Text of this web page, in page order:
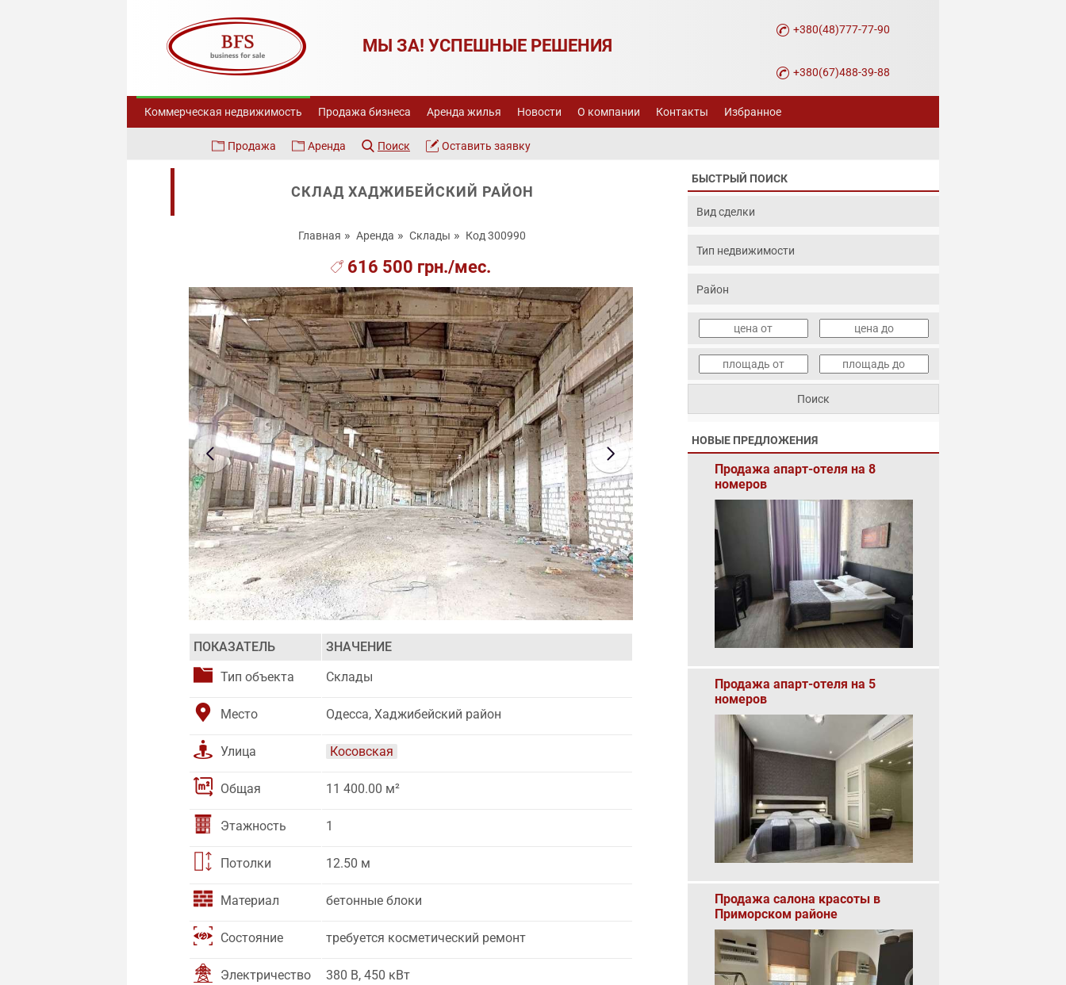
+380(48)777-77-90
+380(67)488-39-88
МЫ ЗА! УСПЕШНЫЕ РЕШЕНИЯ
Коммерческая недвижимость Продажа бизнеса Аренда жилья Новости О компании Контакты Избранное
Продажа Аренда Поиск Оставить заявку
СКЛАД ХАДЖИБЕЙСКИЙ РАЙОН
Главная Аренда Склады Код 300990
616 500 грн./мес.
ПОКАЗАТЕЛЬ
ЗНАЧЕНИЕ
Тип объекта
Склады
Место Одесса, Хаджибейский район
Улица Косовская
Общая 11 400.00 м²
Этажность 1
Потолки 12.50 м
Материал бетонные блоки
Состояние требуется косметический ремонт
Электричество 380 В, 450 кВт
БЫСТРЫЙ ПОИСК
НОВЫЕ ПРЕДЛОЖЕНИЯ
Продажа апарт-отеля на 8
номеров
Продажа апарт-отеля на 5
номеров
Продажа салона красоты в
Приморском районе